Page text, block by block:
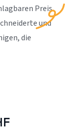
Preis
und
die